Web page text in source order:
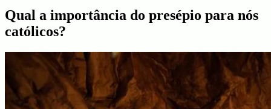
Qual a importância do presépio para nós
católicos?